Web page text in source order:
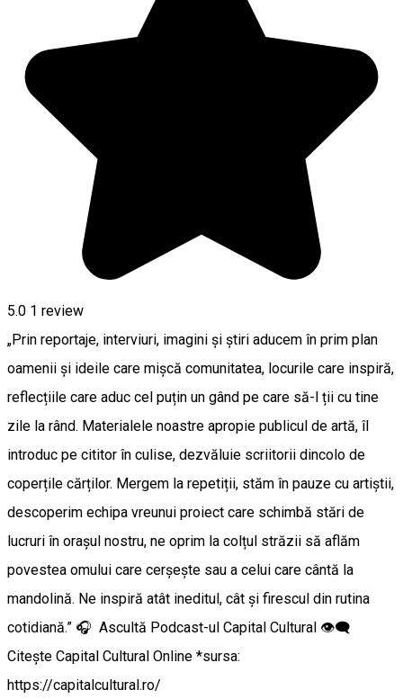
5.0 1 review
„Prin reportaje, interviuri, imagini și știri aducem în prim plan
oamenii și ideile care mișcă comunitatea, locurile care inspiră,
reflecțiile care aduc cel puțin un gând pe care să-l ții cu tine
zile la rând. Materialele noastre apropie publicul de artă, îl
introduc pe cititor în culise, dezvăluie scriitorii dincolo de
coperțile cărților. Mergem la repetiții, stăm în pauze cu artiștii,
descoperim echipa vreunui proiect care schimbă stări de
lucruri în orașul nostru, ne oprim la colțul străzii să aflăm
povestea omului care cerșește sau a celui care cântă la
mandolină. Ne inspiră atât ineditul, cât și firescul din rutina
cotidiană.” 🎧 Ascultă Podcast-ul Capital Cultural 👁️‍🗨️
Citește Capital Cultural Online *sursa:
https://capitalcultural.ro/